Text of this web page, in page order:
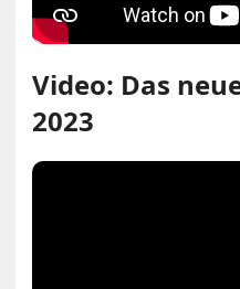
Video: Das
2023